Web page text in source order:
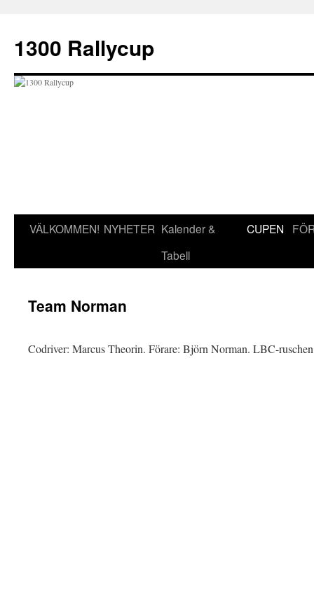
innehåll
1300 Rallycup
VÄLKOMMEN! NYHETER Kalender &
Tabell
CUPEN
Team Norman
Codriver: Marcus Theorin. Förare: Björn Norman. LBC-